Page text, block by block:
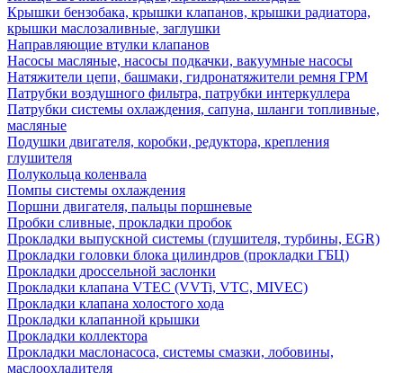
Крышки бензобака, крышки клапанов, крышки радиатора,
крышки маслозаливные, заглушки
Направляющие втулки клапанов
Насосы масляные, насосы подкачки, вакуумные насосы
Натяжители цепи, башмаки, гидронатяжители ремня ГРМ
Патрубки воздушного фильтра, патрубки интеркуллера
Патрубки системы охлаждения, сапуна, шланги топливные,
масляные
Подушки двигателя, коробки, редуктора, крепления
глушителя
Полукольца коленвала
Помпы системы охлаждения
Поршни двигателя, пальцы поршневые
Пробки сливные, прокладки пробок
Прокладки выпускной системы (глушителя, турбины, EGR)
Прокладки головки блока цилиндров (прокладки ГБЦ)
Прокладки дроссельной заслонки
Прокладки клапана VTEC (VVTi, VTC, MIVEC)
Прокладки клапана холостого хода
Прокладки клапанной крышки
Прокладки коллектора
Прокладки маслонасоса, системы смазки, лобовины,
маслоохладителя